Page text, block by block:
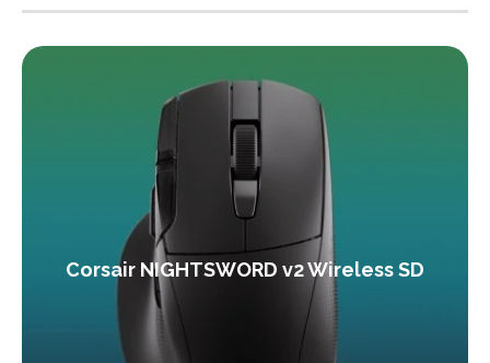
Corsair NIGHTSWORD v2 Wireless SD